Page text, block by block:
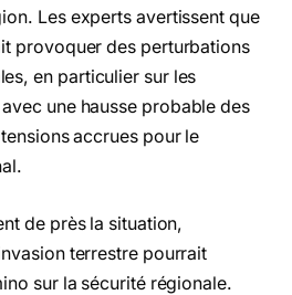
Les experts avertissent que
provoquer des perturbations
en particulier sur les
une hausse probable des
accrues pour le
de près la situation,
terrestre pourrait
sur la sécurité régionale.